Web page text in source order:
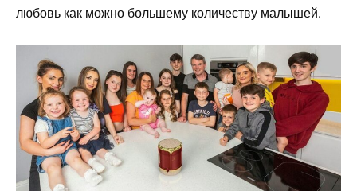
любовь как можно большему количеству малышей.